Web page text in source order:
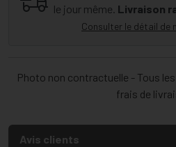
le jour même. Livraison
Consulter le détail de
Photo non contractuelle - Tous
frais de
Avis clients